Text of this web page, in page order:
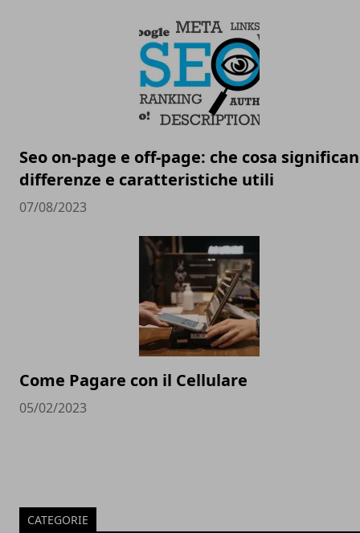
Seo on-page e off-page: che cosa
differenze e caratteristiche utili
07/08/2023
Come Pagare con il Cellulare
05/02/2023
CATEGORIE